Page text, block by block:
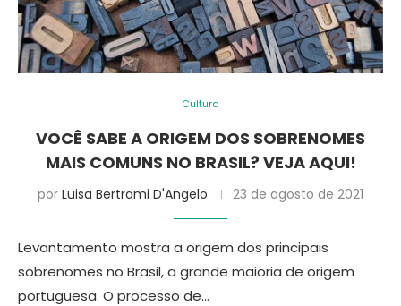
Cultura
VOCÊ SABE A ORIGEM DOS SOBRENOMES
MAIS COMUNS NO BRASIL? VEJA AQUI!
por Luisa Bertrami D'Angelo 23 de agosto de 2021
Levantamento mostra a origem dos principais
sobrenomes no Brasil, a grande maioria de origem
portuguesa. O processo de…